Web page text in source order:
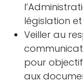
législation
Veiller au
pour
aux